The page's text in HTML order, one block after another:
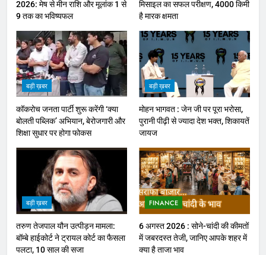
2026: मेष से मीन राशि और मूलांक 1 से
9 तक का भविष्यफल
मिसाइल का सफल परीक्षण, 4000 किमी
है मारक क्षमता
बड़ी ख़बर
कॉकरोच जनता पार्टी शुरू करेंगी ‘क्या
बोलती पब्लिक’ अभियान, बेरोजगारी और
शिक्षा सुधार पर होगा फोकस
बड़ी ख़बर
मोहन भागवत : जेन जी पर पूरा भरोसा,
पुरानी पीढ़ी से ज्यादा देश भक्त, शिकायतें
जायज
बड़ी ख़बर
तरुण तेजपाल यौन उत्पीड़न मामला:
बॉम्बे हाईकोर्ट ने ट्रायल कोर्ट का फैसला
पलटा, 10 साल की सजा
FINANCE
6 अगस्त 2026 : सोने-चांदी की कीमतों
में जबरदस्त तेजी, जानिए आपके शहर में
क्या है ताजा भाव